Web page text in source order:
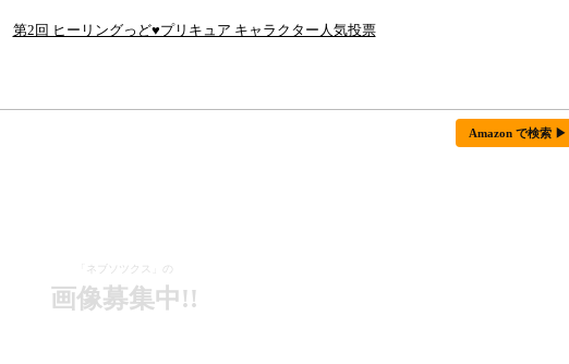
第2回 ヒーリングっど♥プリキュア キャラクター人気投票
Amazon で検索 ▶
「ネブソツクス」の
画像募集中!!